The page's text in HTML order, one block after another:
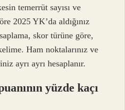
temerrüt sayısı ve
2025 YK’da aldığınız
skor türüne göre,
Ham noktalarınız ve
ayrı ayrı hesaplanır.
yüzde kaçı